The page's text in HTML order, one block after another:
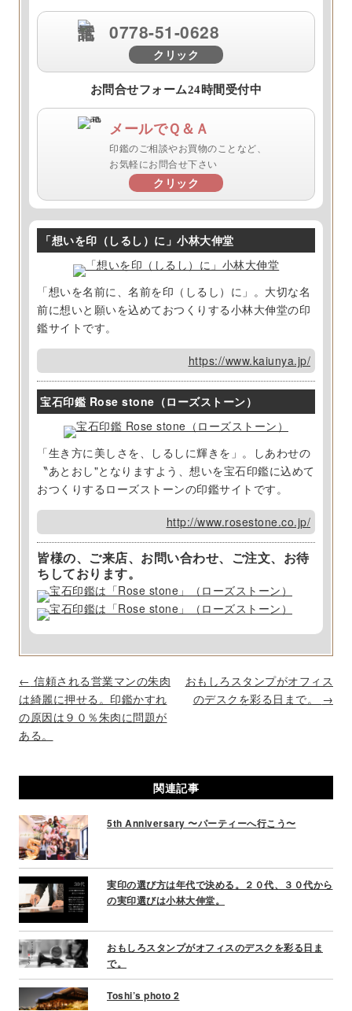
0778-51-0628
クリック
お問合せフォーム24時間受付中
メールでＱ＆Ａ
印鑑のご相談やお買物のことなど、
お気軽にお問合せ下さい
クリック
「想いを印（しるし）に」小林大伸堂
「想いを名前に、名前を印（しるし）に」。大切な名
前に想いと願いを込めておつくりする小林大伸堂の印
鑑サイトです。
https://www.kaiunya.jp/
宝石印鑑 Rose stone（ローズストーン）
「生き方に美しさを、しるしに輝きを」。しあわせの
〝あとおし"となりますよう、想いを宝石印鑑に込めて
おつくりするローズストーンの印鑑サイトです。
http://www.rosestone.co.jp/
皆様の、ご来店、お問い合わせ、ご注文、お待
ちしております。
P
o
s
t
g
a
t
i
o
n
← 信頼される営業マンの朱肉
は綺麗に押せる。印鑑かすれ
の原因は９０％朱肉に問題が
ある。
おもしろスタンプがオフィス
のデスクを彩る日まで。
→
関連記事
5th Anniversary 〜パーティーへ行こう〜
実印の選び方は年代で決める。２０代、３０代から
の実印選びは小林大伸堂。
おもしろスタンプがオフィスのデスクを彩る日ま
で。
Toshi’s photo 2